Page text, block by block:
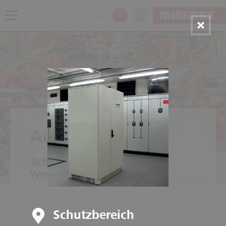
Automobilwerke
Sicherheit in der gesamten
Wertschöpfungskette
Schutzbereich